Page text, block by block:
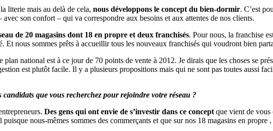
literie mais au delà de cela, nous développons le concept du bien-dormir. C’est
son confort – qui va correspondre aux besoins et aux attentes de nos clients.
de 20 magasins dont 18 en propre et deux franchisés. Pour nous, la franchise
Et nous sommes prêts à accueillir tous les nouveaux franchisés qui voudront bien
national est à ce jour de 70 points de vente à 2012. Je dirais que les choses se
est plutôt facile. Il y a plusieurs propositions mais qui ne sont pas toutes aussi
que vous recherchez pour rejoindre votre réseau ?
Des gens qui ont envie de s’investir dans ce concept que vient de
nous-mêmes sommes des commerçants et que sur nos 18 magasins en